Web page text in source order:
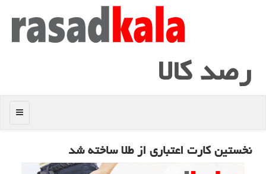
رصد كالا
منو
نخستین كارت اعتباری از طلا ساخته شد